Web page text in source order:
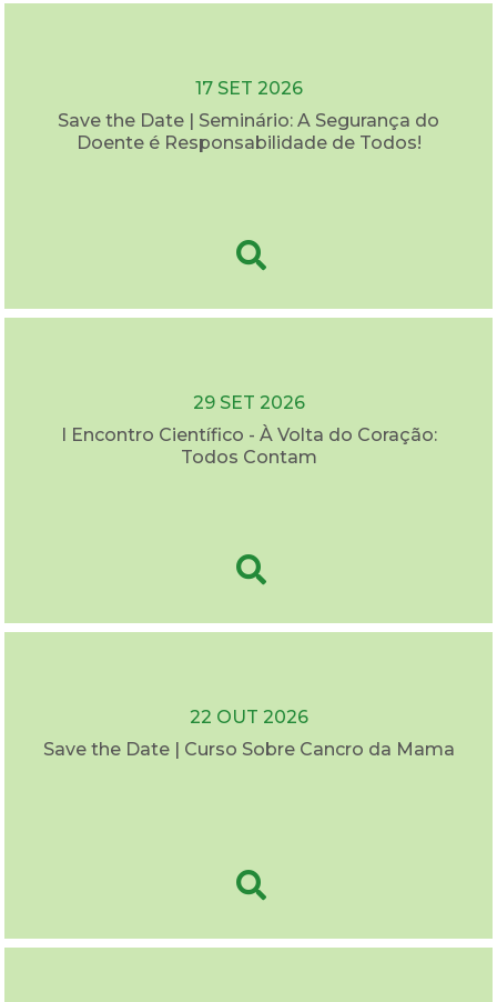
17 SET 2026
Save the Date | Seminário: A Segurança do
Doente é Responsabilidade de Todos!
29 SET 2026
I Encontro Científico - À Volta do Coração:
Todos Contam
22 OUT 2026
Save the Date | Curso Sobre Cancro da Mama